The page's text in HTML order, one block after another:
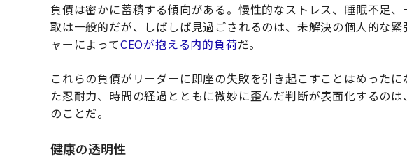
負債は密かに蓄積する傾向がある。慢性的なストレス、睡眠不足
取は一般的だが、しばしば見過ごされるのは、未解決の個人的な
ャーによってCEOが抱える内的負荷だ。
これらの負債がリーダーに即座の失敗を引き起こすことはめった
た忍耐力、時間の経過とともに微妙に歪んだ判断が表面化するの
のことだ。
健康の透明性